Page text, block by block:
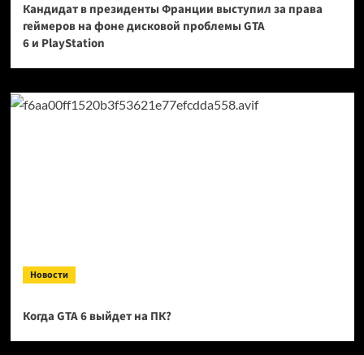
Кандидат в президенты Франции выступил за права
геймеров на фоне дисковой проблемы GTA
6 и PlayStation
Новости
Когда GTA 6 выйдет на ПК?